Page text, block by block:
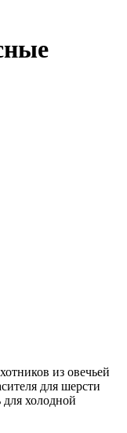
из овечьей
для шерсти
для холодной